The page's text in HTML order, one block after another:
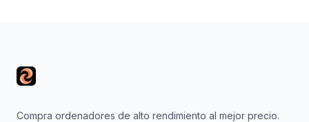
Compra ordenadores de alto rendimiento al mejor precio.